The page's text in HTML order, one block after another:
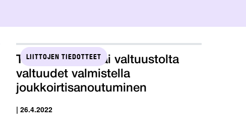
LIITTOJEN TIEDOTTEET
Tehyn hallitus sai valtuustolta
valtuudet valmistella
joukkoirtisanoutuminen
| 26.4.2022